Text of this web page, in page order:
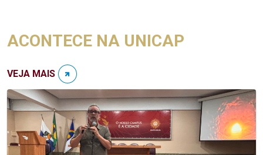
ACONTECE NA UNICAP
VEJA MAIS